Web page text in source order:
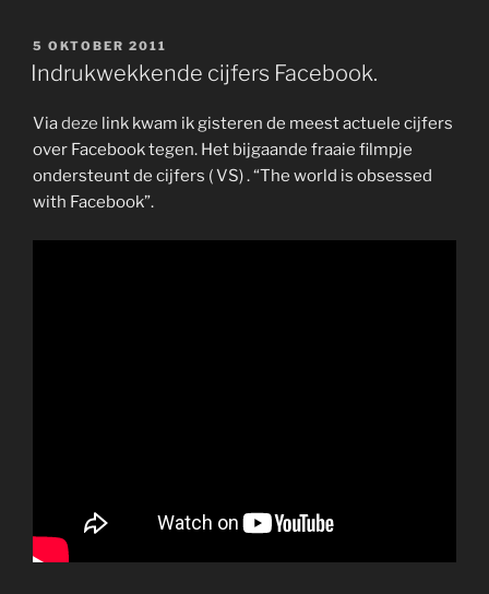
GEPLAATST
OP
5 OKTOBER 2011
Indrukwekkende cijfers Facebook.
Viadeze link kwam ik gisteren de meest actuele cijfers
over Facebook tegen. Het bijgaande fraaie filmpje
ondersteunt de cijfers ( VS) . “The world is obsessed
with Facebook”.